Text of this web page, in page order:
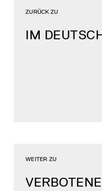
IM
ZURÜCK ZU
WEITER ZU